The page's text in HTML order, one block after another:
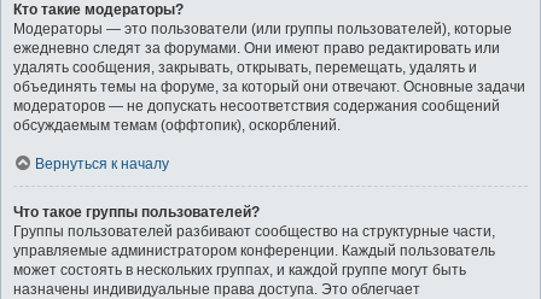
Кто такие модераторы?
Модераторы — это пользователи (или группы пользователей), которые
ежедневно следят за форумами. Они имеют право редактировать или
удалять сообщения, закрывать, открывать, перемещать, удалять и
объединять темы на форуме, за который они отвечают. Основные задачи
модераторов — не допускать несоответствия содержания сообщений
обсуждаемым темам (оффтопик), оскорблений.
Вернуться к началу
Что такое группы пользователей?
Группы пользователей разбивают сообщество на структурные части,
управляемые администратором конференции. Каждый пользователь
может состоять в нескольких группах, и каждой группе могут быть
назначены индивидуальные права доступа. Это облегчает